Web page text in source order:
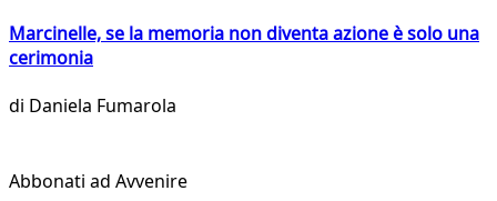
Marcinelle, se la memoria non diventa azione è solo una
cerimonia
di Daniela Fumarola
Abbonati ad Avvenire